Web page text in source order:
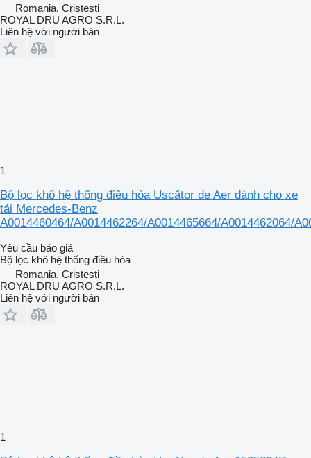
Romania, Cristesti
ROYAL DRU AGRO S.R.L.
Liên hệ với người bán
1
Bộ lọc khô hệ thống điều hòa Uscător de Aer dành cho xe
tải Mercedes-Benz
A0014460464/A0014462264/A0014465664/A0014462064/
Yêu cầu báo giá
Bộ lọc khô hệ thống điều hòa
Romania, Cristesti
ROYAL DRU AGRO S.R.L.
Liên hệ với người bán
1